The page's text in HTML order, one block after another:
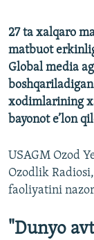
27 ta xalqaro
matbuot
Global media
xodimlarining
bayonot e’lon
USAGM Ozod
Ozodlik
faoliyatini
"Dunyo